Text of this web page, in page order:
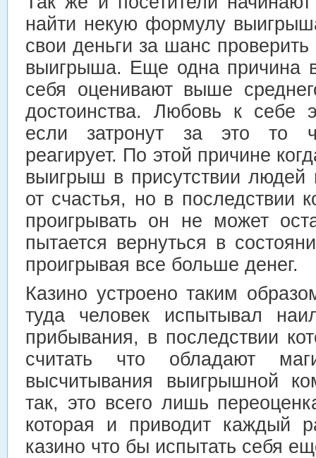
найти некую формулу
свои деньги за шанс
выигрыша. Еще одна причина
себя оценивают выше
достоинства. Любовь к себе
если затронут за это то
реагирует. По этой причине
выигрыш в присутствии людей
от счастья, но в последствии
проигрывать он не может
пытается вернуться в
проигрывая все больше денег.
Казино устроено таким
туда человек испытывал
прибывания, в последствии
считать что обладают
высчитывания выигрышной
так, это всего лишь
которая и приводит каждый
казино что бы испытать себя